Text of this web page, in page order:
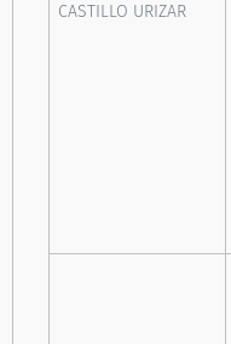
CASTILLO URIZAR